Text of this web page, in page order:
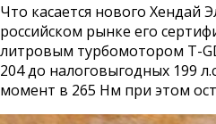
Что касается нового Хендай
российском рынке его
литровым турбомотором T-
204 до налоговыгодных 199
момент в 265 Нм при этом